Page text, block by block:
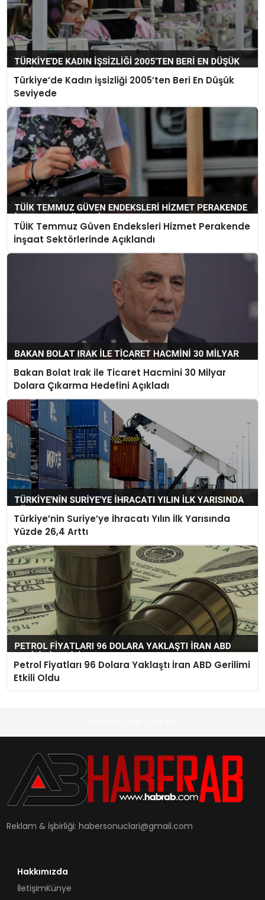
Türkiye’de Kadın İşsizliği 2005’ten Beri En Düşük
Seviyede
TÜİK Temmuz Güven Endeksleri Hizmet Perakende
İnşaat Sektörlerinde Açıklandı
Bakan Bolat Irak ile Ticaret Hacmini 30 Milyar
Dolara Çıkarma Hedefini Açıkladı
Türkiye’nin Suriye’ye İhracatı Yılın İlk Yarısında
Yüzde 26,4 Arttı
Petrol Fiyatları 96 Dolara Yaklaştı İran ABD Gerilimi
Etkili Oldu
Reklam & İşbirliği:habersonuclari@gmail.com
Hakkımızda
İletişimKünye